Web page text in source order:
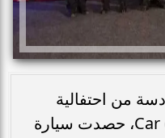
من احتفالية
الأفضل Car of the year Egypt، حصدت سيارة